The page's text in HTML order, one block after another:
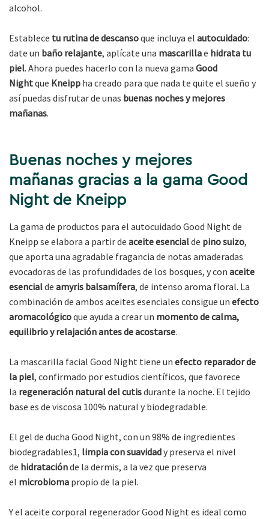
alcohol.
Establece tu rutina de descansoque incluya el autocuidado:
date un baño relajante, aplícate una mascarillae hidrata tu
piel. Ahora puedes hacerlo con la nueva gama Good
Nightque Kneipp ha creado para que nada te quite el sueño y
así puedas disfrutar de unas buenas noches y mejores
mañanas.
Buenas noches y mejores
mañanas gracias a la gama Good
Night de Kneipp
La gama de productos para el autocuidado Good Night de
Kneipp se elabora a partir de aceite esencialde pino suizo,
que aporta una agradable fragancia de notas amaderadas
evocadoras de las profundidades de los bosques, y con aceite
esencialde amyris balsamífera, de intenso aroma floral. La
combinación de ambos aceites esenciales consigue un efecto
aromacológicoque ayuda a crear un momento de calma,
equilibrio y relajación antes de acostarse.
La mascarilla facial Good Night tiene un efecto reparador de
la piel, confirmado por estudios científicos, que favorece
la regeneración natural del cutisdurante la noche. El tejido
base es de viscosa 100% natural y biodegradable.
El gel de ducha Good Night, con un 98% de ingredientes
biodegradables1, limpia con suavidady preserva el nivel
de hidrataciónde la dermis, a la vez que preserva
el microbioma propio de la piel.
Y el aceite corporal regenerador Good Night es ideal como